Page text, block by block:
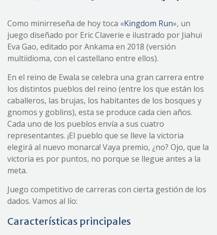
Como minirreseña de hoy toca «Kingdom Run», un
juego diseñado por Eric Claverie e ilustrado por Jiahui
Eva Gao, editado por Ankama en 2018 (versión
multiidioma, con el castellano entre ellos).
En el reino de Ewala se celebra una gran carrera entre
los distintos pueblos del reino (entre los que están los
caballeros, las brujas, los habitantes de los bosques y
gnomos y goblins), esta se produce cada cien años.
Cada uno de los pueblos envía a sus cuatro
representantes. ¡El pueblo que se lleve la victoria
elegirá al nuevo monarca! Vaya premio, ¿no? Ojo, que la
victoria es por puntos, no porque se llegue antes a la
meta.
Juego competitivo de carreras con cierta gestión de los
dados. Vamos al lío:
Características principales